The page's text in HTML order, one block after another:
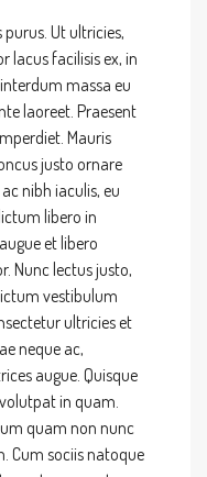
Ut ultricies,
lacus facilisis ex, in
massa eu
laoreet. Praesent
Mauris
justo ornare
nibh iaculis, eu
libero in
et libero
Nunc lectus justo,
vestibulum
ultricies et
neque ac,
augue. Quisque
in quam.
quam non nunc
Cum sociis natoque